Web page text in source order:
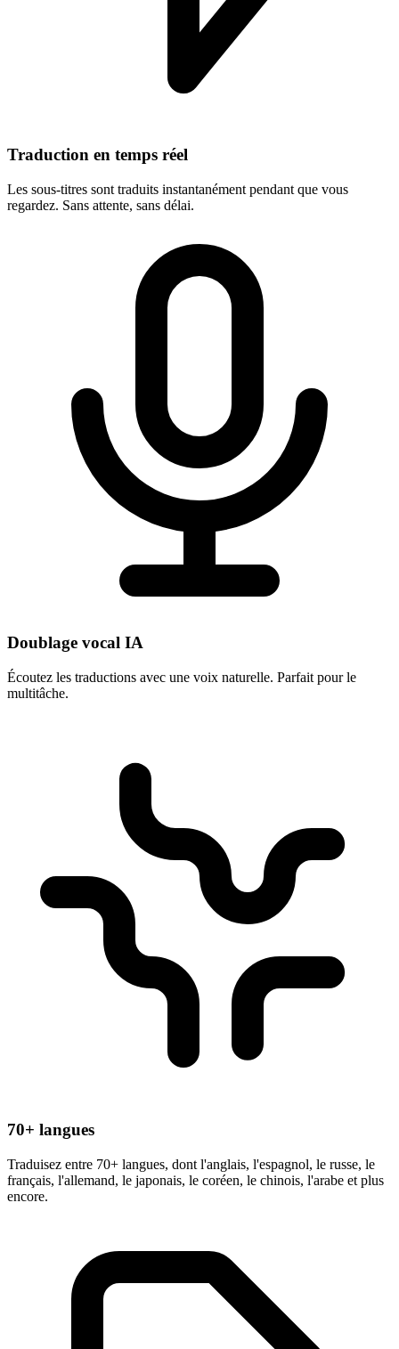
Traduction en temps réel
Les sous-titres sont traduits instantanément pendant que vous
regardez. Sans attente, sans délai.
Doublage vocal IA
Écoutez les traductions avec une voix naturelle. Parfait pour le
multitâche.
70+ langues
Traduisez entre 70+ langues, dont l'anglais, l'espagnol, le russe, le
français, l'allemand, le japonais, le coréen, le chinois, l'arabe et plus
encore.